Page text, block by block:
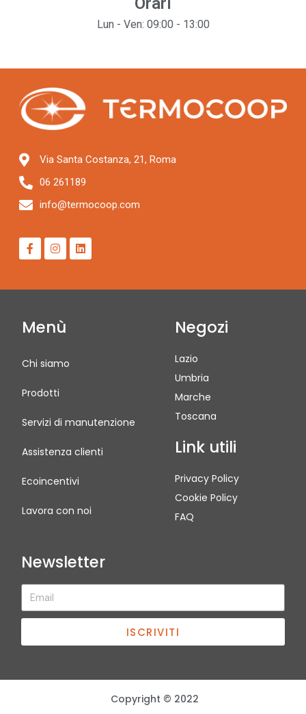
Lun - Ven: 09:00 - 13:00
Via Santa Costanza, 21, Roma
06 261189
info@termocoop.com
Menù
Chi siamo
Prodotti
Servizi di manutenzione
Assistenza clienti
Ecoincentivi
Lavora con noi
Negozi
Lazio
Umbria
Marche
Toscana
Link utili
Privacy Policy
Cookie Policy
FAQ
Newsletter
ISCRIVITI
Copyright © 2022